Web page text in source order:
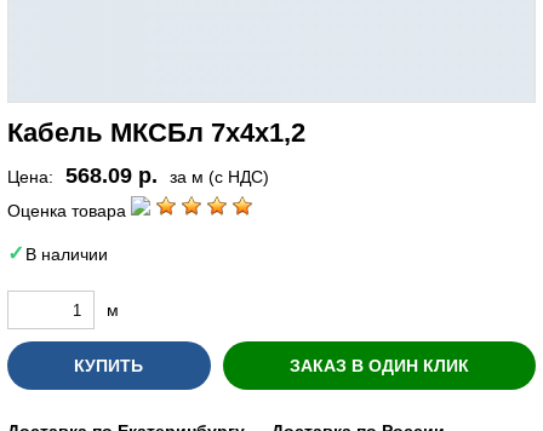
Кабель МКСБл 7х4х1,2
Цена: 568.09 р.
за м (с НДС)
Оценка товара
В наличии
м
КУПИТЬ ЗАКАЗ В ОДИН КЛИК